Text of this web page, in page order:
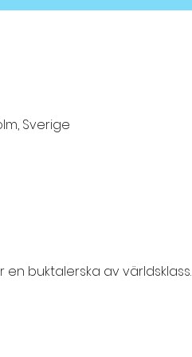
Sverige
buktalerska av världsklass.